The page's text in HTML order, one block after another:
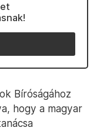
Bíróságához
hogy a magyar